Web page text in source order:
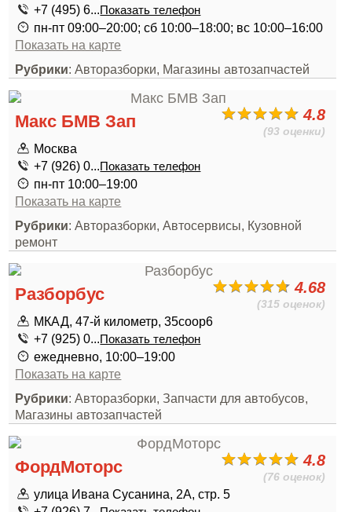
+7 (495) 6...Показать телефон
пн-пт 09:00–20:00; сб 10:00–18:00; вс 10:00–16:00
Показать на карте
Рубрики: Авторазборки, Магазины автозапчастей
4.8
(93 оценки)
Макс БМВ Зап
Москва
+7 (926) 0...Показать телефон
пн-пт 10:00–19:00
Показать на карте
Рубрики: Авторазборки, Автосервисы, Кузовной
ремонт
4.68
(315 оценок)
Разборбус
МКАД, 47-й километр, 35соор6
+7 (925) 0...Показать телефон
ежедневно, 10:00–19:00
Показать на карте
Рубрики: Авторазборки, Запчасти для автобусов,
Магазины автозапчастей
4.8
(76 оценок)
ФордМоторс
улица Ивана Сусанина, 2А, стр. 5